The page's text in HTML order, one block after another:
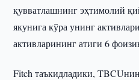
қувватлашнинг эҳтимолий
якунига кўра унинг
активларининг атиги 6
Fitch таъкидладики,